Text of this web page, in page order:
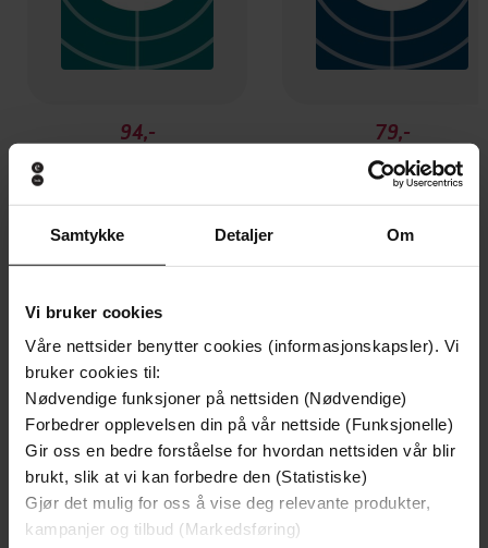
Samtykke Detaljer Om
Vi bruker cookies
Våre nettsider benytter cookies (informasjonskapsler). Vi
bruker cookies til:
Nødvendige funksjoner på nettsiden (Nødvendige)
Forbedrer opplevelsen din på vår nettside (Funksjonelle)
Gir oss en bedre forståelse for hvordan nettsiden vår blir
brukt, slik at vi kan forbedre den (Statistiske)
Gjør det mulig for oss å vise deg relevante produkter,
kampanjer og tilbud (Markedsføring)
94,-
Postscript to a Dead Letter
79,-
The Eyes of the Goat
Donald MacKenzie
Andre har også kjøpt
Premium
Vinner av Rivertonprisen
Premium
Første gang på tilbud